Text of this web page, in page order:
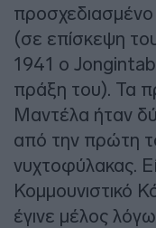
(σε επίσκεψη
1941 ο
πράξη του). Τα
Μαντέλα ήταν
από την πρώτη
νυχτοφύλακας.
Κομμουνιστικό
έγινε μέλος